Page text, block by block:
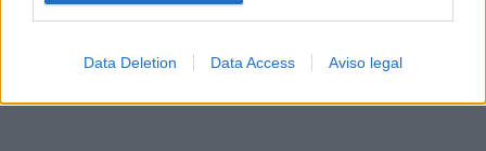
Data Deletion Data Access Aviso legal